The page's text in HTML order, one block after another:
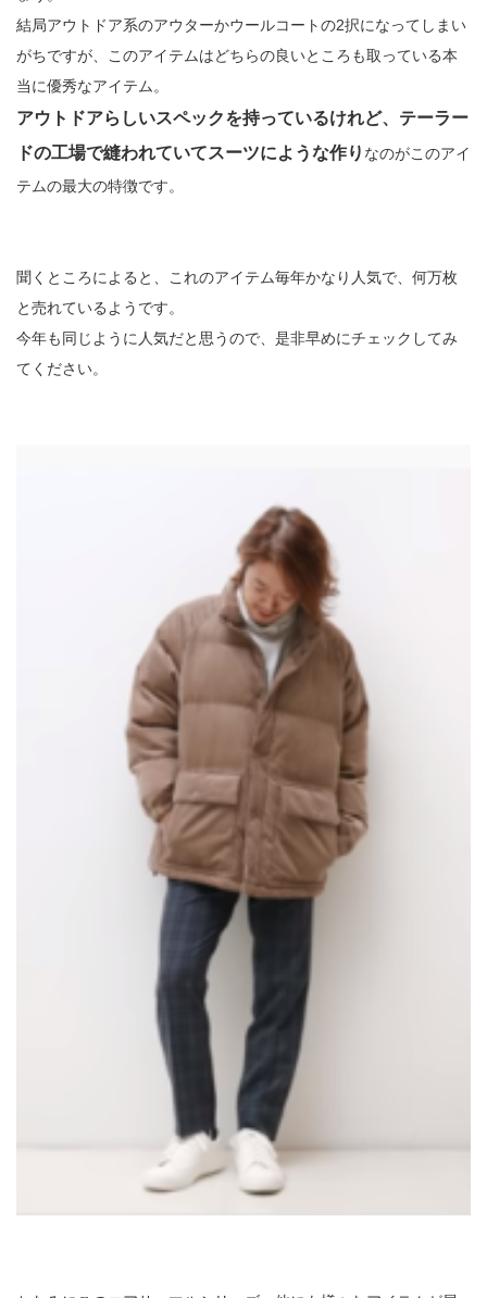
結局アウトドア系のアウターかウールコートの2択になってしまい
がちですが、このアイテムはどちらの良いところも取っている本
当に優秀なアイテム。
アウトドアらしいスペックを持っているけれど、テーラー
ドの工場で縫われていてスーツにような作り なのがこのアイ
テムの最大の特徴です。
聞くところによると、これのアイテム毎年かなり人気で、何万枚
と売れているようです。
今年も同じように人気だと思うので、是非早めにチェックしてみ
てください。